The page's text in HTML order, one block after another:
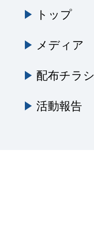
トップ
メディア
配布チラシ
活動報告